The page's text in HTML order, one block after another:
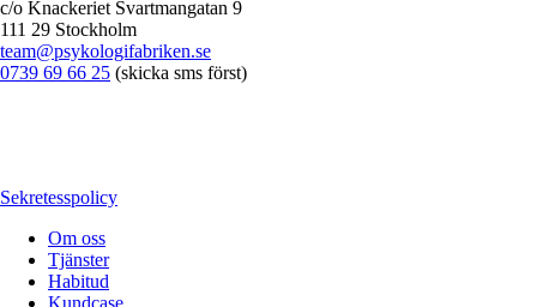
c/o Knackeriet Svartmangatan 9
111 29 Stockholm
team@psykologifabriken.se
0739 69 66 25 (skicka sms först)
Sekretesspolicy
Om oss
Tjänster
Habitud
Kundcase